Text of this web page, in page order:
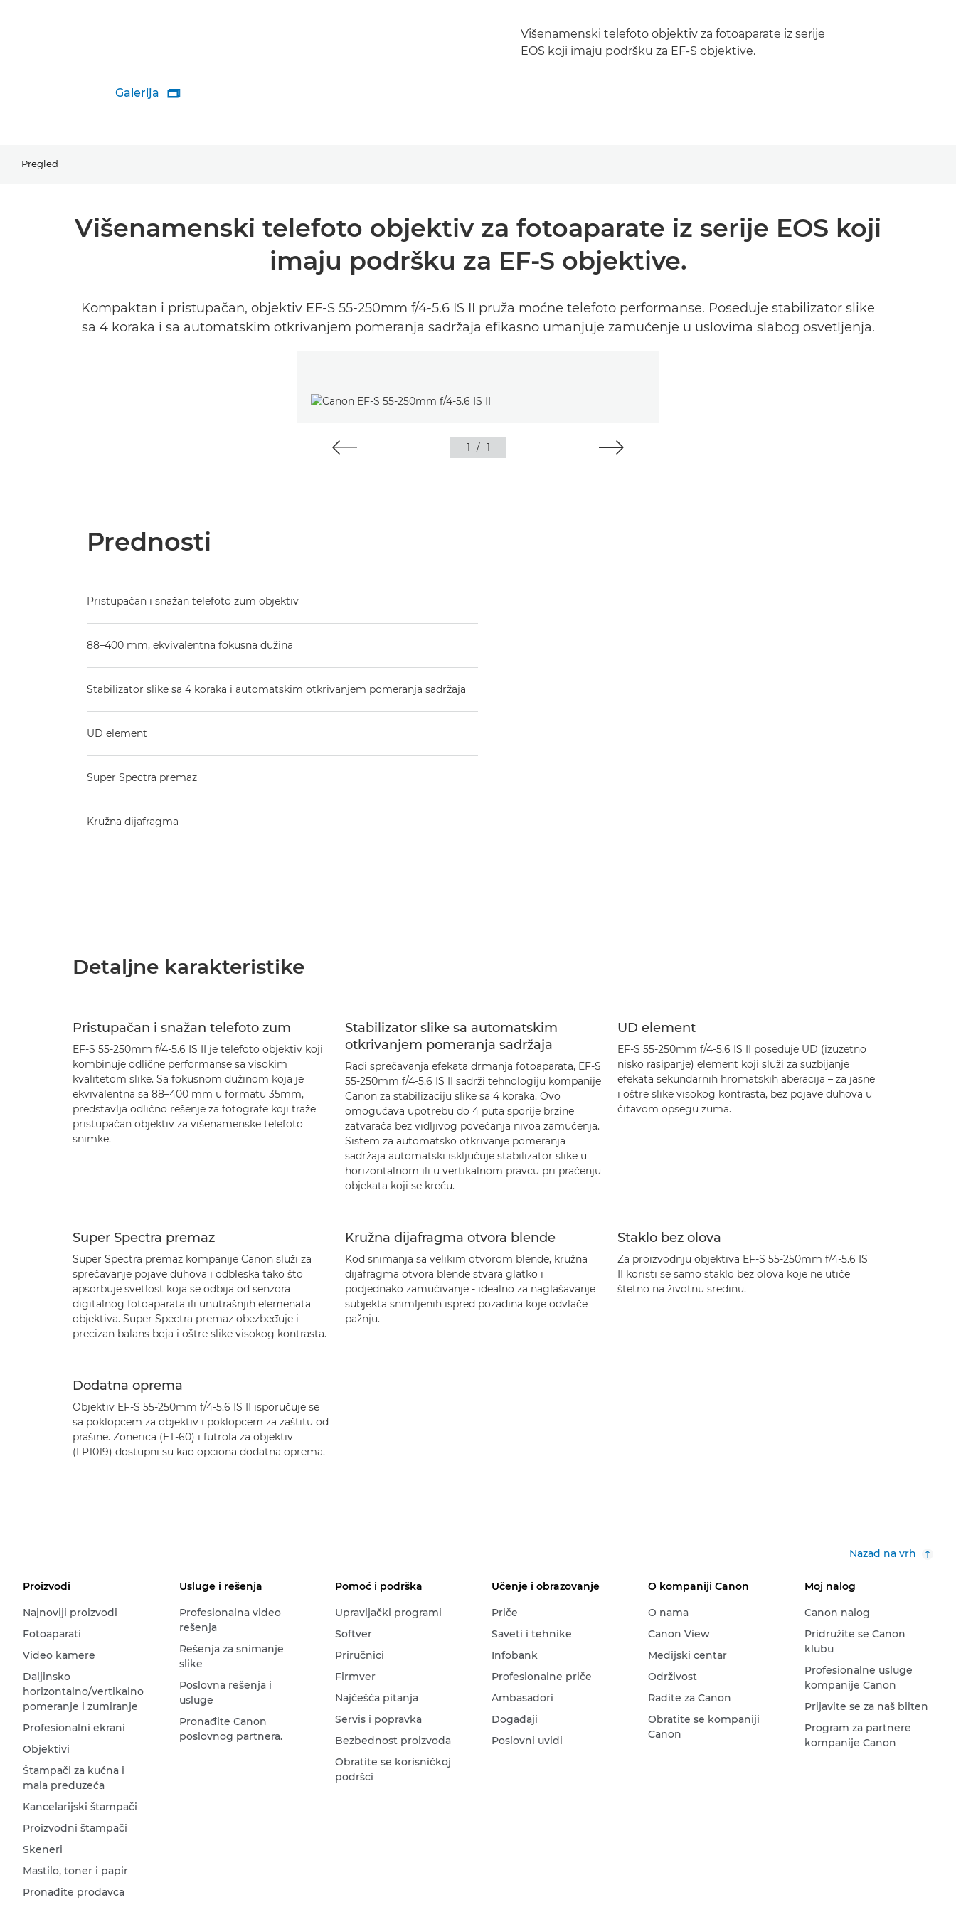
Galerija 
Višenamenski telefoto objektiv za fotoaparate iz serije
EOS koji imaju podršku za EF-S objektive.
Pregled
Višenamenski telefoto objektiv za fotoaparate iz serije EOS koji
imaju podršku za EF-S objektive.
Kompaktan i pristupačan, objektiv EF-S 55-250mm f/4-5.6 IS II pruža moćne telefoto performanse. Poseduje stabilizator slike
sa 4 koraka i sa automatskim otkrivanjem pomeranja sadržaja efikasno umanjuje zamućenje u uslovima slabog osvetljenja.
1 / 1
Prednosti
Pristupačan i snažan telefoto zum objektiv
88–400 mm, ekvivalentna fokusna dužina
Stabilizator slike sa 4 koraka i automatskim otkrivanjem pomeranja sadržaja
UD element
Super Spectra premaz
Kružna dijafragma
Detaljne karakteristike
Pristupačan i snažan telefoto zum
EF-S 55-250mm f/4-5.6 IS II je telefoto objektiv koji
kombinuje odlične performanse sa visokim
kvalitetom slike. Sa fokusnom dužinom koja je
ekvivalentna sa 88–400 mm u formatu 35mm,
predstavlja odlično rešenje za fotografe koji traže
pristupačan objektiv za višenamenske telefoto
snimke.
Stabilizator slike sa automatskim
otkrivanjem pomeranja sadržaja
Radi sprečavanja efekata drmanja fotoaparata, EF-S
55-250mm f/4-5.6 IS II sadrži tehnologiju kompanije
Canon za stabilizaciju slike sa 4 koraka. Ovo
omogućava upotrebu do 4 puta sporije brzine
zatvarača bez vidljivog povećanja nivoa zamućenja.
Sistem za automatsko otkrivanje pomeranja
sadržaja automatski isključuje stabilizator slike u
horizontalnom ili u vertikalnom pravcu pri praćenju
objekata koji se kreću.
UD element
EF-S 55-250mm f/4-5.6 IS II poseduje UD (izuzetno
nisko rasipanje) element koji služi za suzbijanje
efekata sekundarnih hromatskih aberacija – za jasne
i oštre slike visokog kontrasta, bez pojave duhova u
čitavom opsegu zuma.
Super Spectra premaz
Super Spectra premaz kompanije Canon služi za
sprečavanje pojave duhova i odbleska tako što
apsorbuje svetlost koja se odbija od senzora
digitalnog fotoaparata ili unutrašnjih elemenata
objektiva. Super Spectra premaz obezbeđuje i
precizan balans boja i oštre slike visokog kontrasta.
Kružna dijafragma otvora blende
Kod snimanja sa velikim otvorom blende, kružna
dijafragma otvora blende stvara glatko i
podjednako zamućivanje - idealno za naglašavanje
subjekta snimljenih ispred pozadina koje odvlače
pažnju.
Staklo bez olova
Za proizvodnju objektiva EF-S 55-250mm f/4-5.6 IS
II koristi se samo staklo bez olova koje ne utiče
štetno na životnu sredinu.
Dodatna oprema
Objektiv EF-S 55-250mm f/4-5.6 IS II isporučuje se
sa poklopcem za objektiv i poklopcem za zaštitu od
prašine. Zonerica (ET-60) i futrola za objektiv
(LP1019) dostupni su kao opciona dodatna oprema.
Nazad na vrh
Proizvodi
Najnoviji proizvodi
Fotoaparati
Video kamere
Daljinsko
horizontalno/vertikalno
pomeranje i zumiranje
Profesionalni ekrani
Objektivi
Štampači za kućna i
mala preduzeća
Kancelarijski štampači
Proizvodni štampači
Skeneri
Mastilo, toner i papir
Pronađite prodavca
Usluge i rešenja
Profesionalna video
rešenja
Rešenja za snimanje
slike
Poslovna rešenja i
usluge
Pronađite Canon
poslovnog partnera.
Pomoć i podrška
Upravljački programi
Softver
Priručnici
Firmver
Najčešća pitanja
Servis i popravka
Bezbednost proizvoda
Obratite se korisničkoj
podršci
Učenje i obrazovanje
Priče
Saveti i tehnike
Infobank
Profesionalne priče
Ambasadori
Događaji
Poslovni uvidi
O kompaniji Canon
O nama
Canon View
Medijski centar
Održivost
Radite za Canon
Obratite se kompaniji
Canon
Moj nalog
Canon nalog
Pridružite se Canon
klubu
Profesionalne usluge
kompanije Canon
Prijavite se za naš bilten
Program za partnere
kompanije Canon